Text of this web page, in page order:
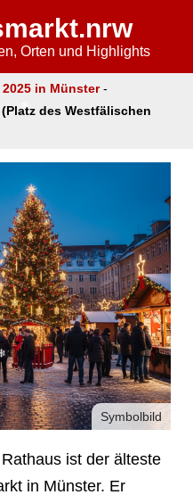
Orten und Highlights
in Münster-
des Westfälischen
Symbolbild
ist der älteste
in Münster. Er
❄
❄
❄